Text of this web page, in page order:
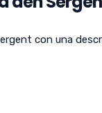
con una